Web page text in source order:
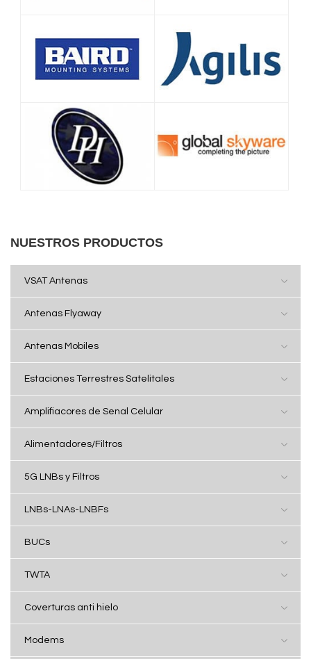
NUESTROS PRODUCTOS
VSAT Antenas
Antenas Flyaway
Antenas Mobiles
Estaciones Terrestres Satelitales
Amplifiacores de Senal Celular
Alimentadores/Filtros
5G LNBs y Filtros
LNBs-LNAs-LNBFs
BUCs
TWTA
Coverturas anti hielo
Modems